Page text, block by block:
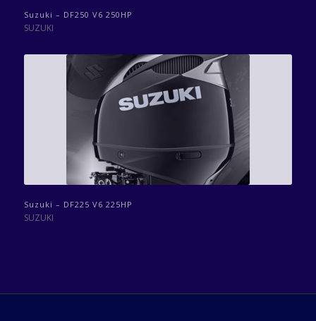
Suzuki – DF250 V6 250HP
SUZUKI
Suzuki – DF225 V6 225HP
SUZUKI